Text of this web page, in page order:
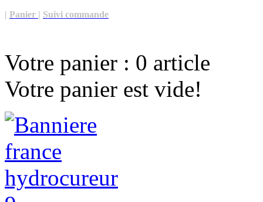
| Panier | Suivi commande
Votre panier : 0 article
Votre panier est vide!